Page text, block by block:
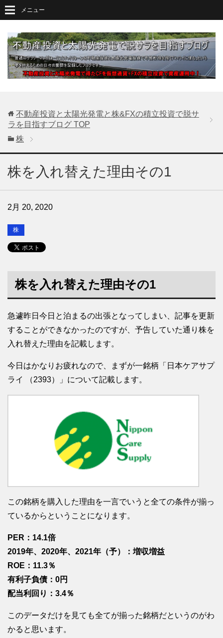
メニュー
不動産投資と太陽光発電と株&FXの積立投資で脱サ
ラを目指すブログ TOP
株
株を入れ替えた理由その1
2月 20, 2020
株
株を入れ替えた理由その1
急遽昨日今日と泊まるの出張となってしまい、記事を更新
することができなかったのですが、予告していた通り株を
入れ替えた理由を記載します。
今日はかなりお疲れなので、まずが一銘柄「日本ケアサプ
ライ （2393）」について記載します。
この銘柄を購入した理由を一言でいうと全ての条件が揃っ
ているからということになります。
PER：14.1倍
2019年、2020年、2021年（予）：増収増益
ROE：11.3％
有利子負債：0円
配当利回り：3.4％
このデータだけを見ても全てが揃った銘柄だというのがわ
かると思います。